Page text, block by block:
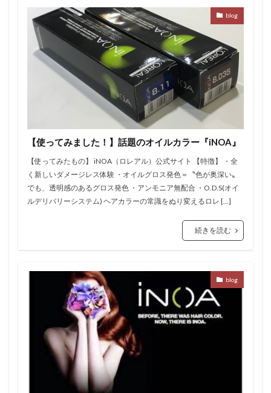
blog
【使ってみました！】話題のオイルカラー『iNOA』
【使ってみたもの】 iNOA（ロレアル）公式サイト 【特徴】 ・全
く新しいダメージレス体験 ・オイルグロス発色＝〝色が奥深い〟
でも、透明感のあるグロス発色 ・アンモニア無配合 ・O.D.S(オイ
ルデリバリーシステム) ヘアカラーの常識をぬり変えるロレ […]
続きを読む
blog